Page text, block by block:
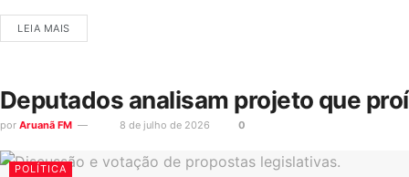
LEIA MAIS
Deputados analisam projeto que
por Aruanã FM 8 de julho de 2026 0
POLÍTICA